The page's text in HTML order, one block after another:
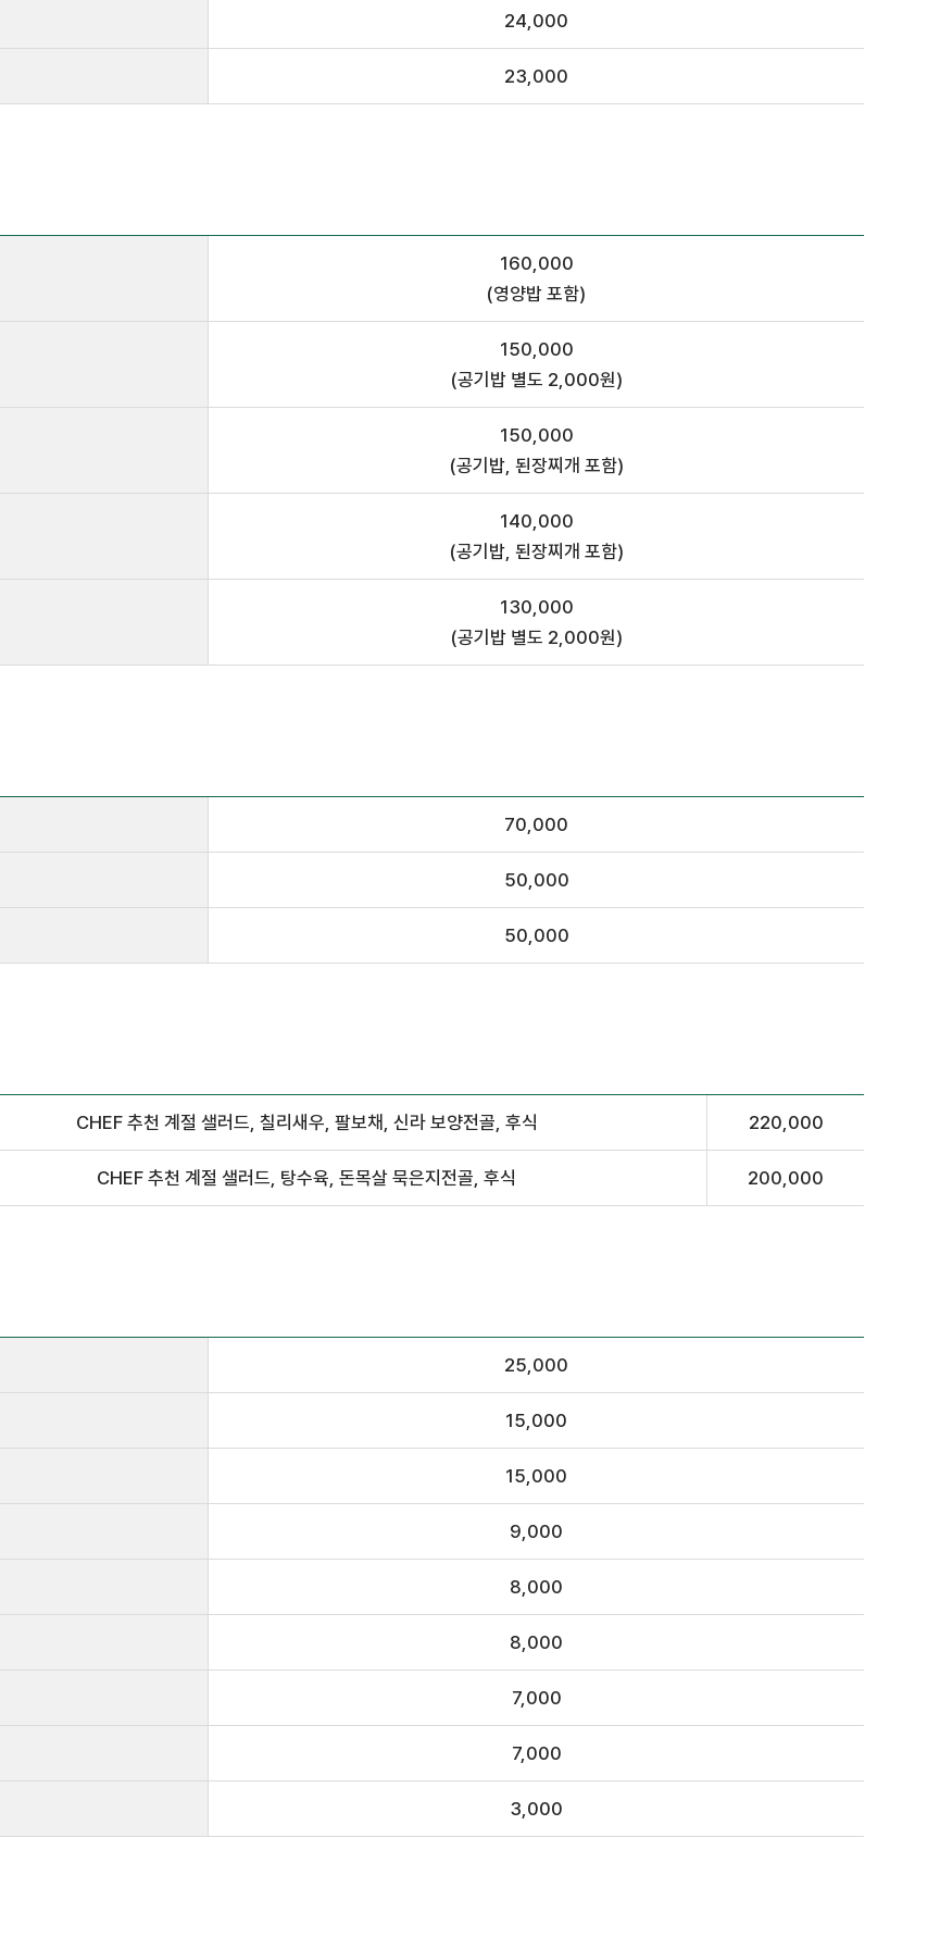
24,000
23,000
160,000
(영양밥 포함)
150,000
(공기밥 별도 2,000원)
150,000
(공기밥, 된장찌개 포함)
140,000
(공기밥, 된장찌개 포함)
130,000
(공기밥 별도 2,000원)
70,000
50,000
50,000
CHEF 추천 계절 샐러드, 칠리새우, 팔보채, 신라 보양전골, 후식 220,000
CHEF 추천 계절 샐러드, 탕수육, 돈목살 묵은지전골, 후식 200,000
25,000
15,000
15,000
9,000
8,000
8,000
7,000
7,000
3,000